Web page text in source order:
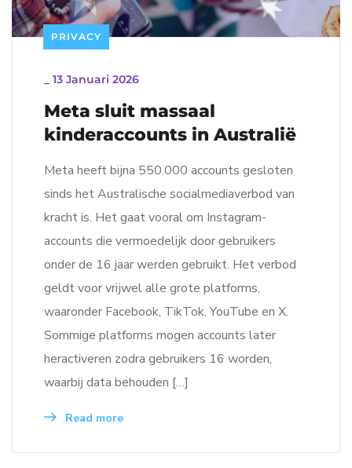
PRIVACY
13 Januari 2026
Meta sluit massaal
kinderaccounts in Australië
Meta heeft bijna 550.000 accounts gesloten
sinds het Australische socialmediaverbod van
kracht is. Het gaat vooral om Instagram-
accounts die vermoedelijk door gebruikers
onder de 16 jaar werden gebruikt. Het verbod
geldt voor vrijwel alle grote platforms,
waaronder Facebook, TikTok, YouTube en X.
Sommige platforms mogen accounts later
heractiveren zodra gebruikers 16 worden,
waarbij data behouden […]
Read more